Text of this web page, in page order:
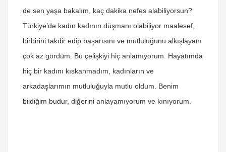
de sen yaşa bakalım, kaç dakika nefes alabiliyorsun?
Türkiye’de kadın kadının düşmanı olabiliyor maalesef,
birbirini takdir edip başarısını ve mutluluğunu alkışlayanı
çok az gördüm. Bu çelişkiyi hiç anlamıyorum. Hayatımda
hiç bir kadını kıskanmadım, kadınların ve
arkadaşlarımın mutluluğuyla mutlu oldum. Benim
bildiğim budur, diğerini anlayamıyorum ve kınıyorum.